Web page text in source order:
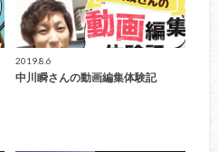
2019.8.6
中川瞬さんの動画編集体験記